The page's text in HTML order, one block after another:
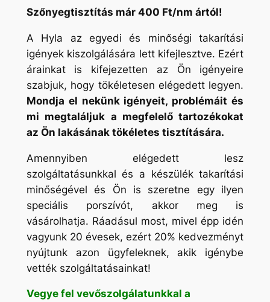
Szőnyegtisztítás már 400 Ft/nm ártól!
A Hyla az egyedi és minőségi takarítási
igények kiszolgálására lett kifejlesztve. Ezért
árainkat is kifejezetten az Ön igényeire
szabjuk, hogy tökéletesen elégedett legyen.
Mondja el nekünk igényeit, problémáit és
mi megtaláljuk a megfelelő tartozékokat
az Ön lakásának tökéletes tisztítására.
Amennyiben elégedett lesz
szolgáltatásunkkal és a készülék takarítási
minőségével és Ön is szeretne egy ilyen
speciális porszívót, akkor meg is
vásárolhatja. Ráadásul most, mivel épp idén
vagyunk 20 évesek, ezért 20% kedvezményt
nyújtunk azon ügyfeleknek, akik igénybe
vették szolgáltatásainkat!
Vegye fel vevőszolgálatunkkal a